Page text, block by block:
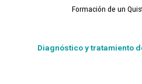
Formación de un
Diagnóstico y tratamiento